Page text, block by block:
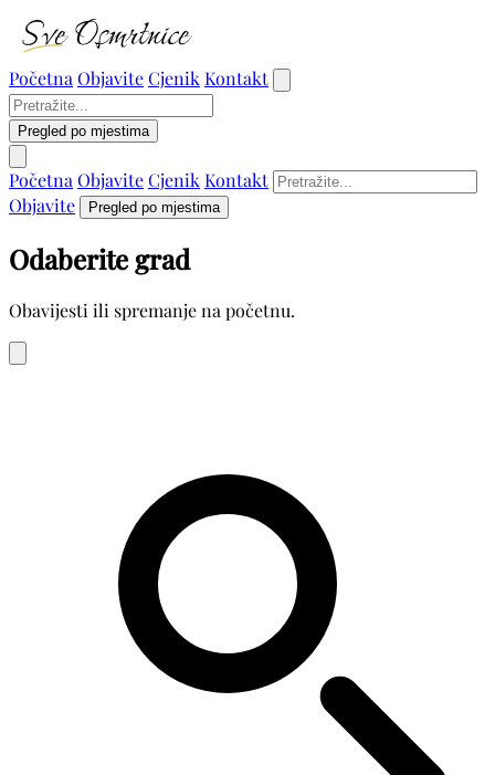
Početna ObjaviteCjenik Kontakt
Pregled po mjestima
Početna ObjaviteCjenik Kontakt
Objavite
Pregled po mjestima
Odaberite grad
Obavijesti ili spremanje na početnu.